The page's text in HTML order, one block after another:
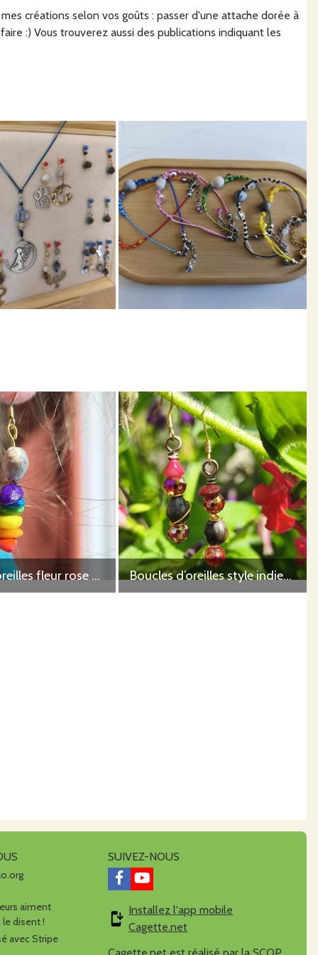
créations selon vos goûts : passer d'une attache dorée à
:) Vous trouverez aussi des publications indiquant les
Boucles d’oreilles fleur rose coeur bleue Boucles d’oreilles style indienne perles bleues turquoises
aiment
disent !
avec Stripe
SUIVEZ-NOUS
Installez l'app mobile
Cagette.net